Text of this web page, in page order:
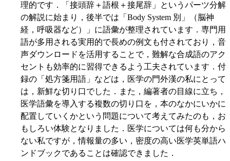
理的です．「接頭辞＋語根＋接尾辞」というパーツ分解
の解説に始まり，後半では「Body System 別」（脳神
経，呼吸器など）」に語彙が整理されています．専門用
語が多用される実用的で長めの例文も付されており，音
声ダウンロードを活用することで，難解な合成語のアク
セントも効率的に習得できるよう工夫されています．付
録の「処方箋用語」などは，医学の門外漢の私にとって
は，新鮮な切り口でした．また，編著者の目線に立ち，
医学語彙を導入する複数の切り口を，本のなかにいかに
配置していくかという問題について考えてみたのも，お
もしろい体験となりました．医学については何も分から
ない私ですが，情報量の多い，密度の高い医学英単語ハ
ンドブックであることは確認できました．